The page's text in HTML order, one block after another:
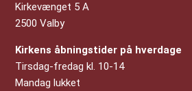
Kirkevænget 5 A
2500 Valby
Kirkens åbningstider på hverdage
Tirsdag-fredag kl. 10-14
Mandag lukket